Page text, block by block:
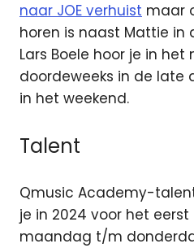
naar JOE verhuist maar
horen is naast Mattie in
Lars Boele hoor je in het
doordeweeks in de late
in het weekend.
Talent
Qmusic Academy-
je in 2024 voor het
maandag t/m